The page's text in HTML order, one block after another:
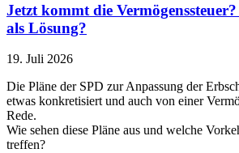
Jetzt kommt die
als Lösung?
19. Juli 2026
Die Pläne der SPD zur Anpassung der
etwas konkretisiert und auch von einer
Rede.
Wie sehen diese Pläne aus und welche
treffen?